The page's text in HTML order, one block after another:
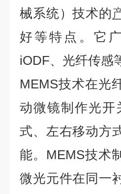
械系统）技术的
好等特点。它
iODF、光纤传感
MEMS技术在光
动微镜制作光开
式、左右移动方
能。MEMS技术
微光元件在同一